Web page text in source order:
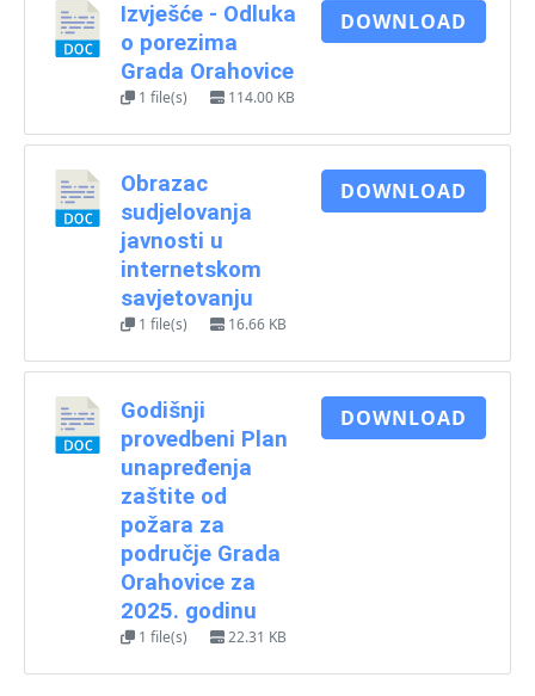
Izvješće - Odluka
o porezima
Grada Orahovice
1 file(s) 114.00 KB
DOWNLOAD
Obrazac
sudjelovanja
javnosti u
internetskom
savjetovanju
1 file(s) 16.66 KB
DOWNLOAD
Godišnji
provedbeni Plan
unapređenja
zaštite od
požara za
područje Grada
Orahovice za
2025. godinu
1 file(s) 22.31 KB
DOWNLOAD